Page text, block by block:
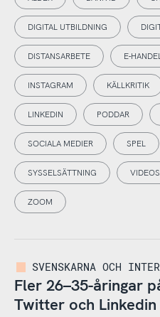
DIGITAL UTBILDNING
DISTANSARBETE E-
INSTAGRAM KÄLLKRITIK
LINKEDIN PODDAR
SOCIALA MEDIER SPEL
SYSSELSÄTTNING
ZOOM
SVENSKARNA OCH
Fler 26–35-åringar
Twitter och Linkedin